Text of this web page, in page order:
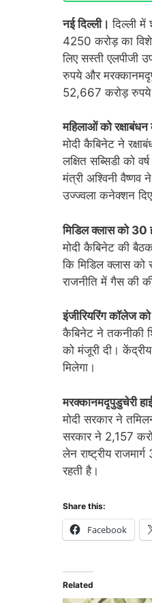
नई दिल्ली। दिल्ली
4250 करोड़ का
लिए सस्ती एलपीजी
रुपये और
52,667 करोड़ रुपये
महिलाओं को रक्षाबंधन
मोदी कैबिनेट ने
लक्षित सब्सिडी को
मंत्री अश्विनी
उज्ज्वला कनेक्शन
मिडिल क्लास को 30
मोदी कैबिनेट की
कि मिडिल क्लास को
राजनीति में गैस की
इंजीरियरिंग कॉलेज
कैबिनेट ने तकनीकी
को मंजूरी दी।
मिलेगा।
मरक्कानमदृपुडुचेरी
मोदी सरकार ने
सरकार ने 2,157
लेन राष्ट्रीय
रहती है।
Share this:
Facebook
Related